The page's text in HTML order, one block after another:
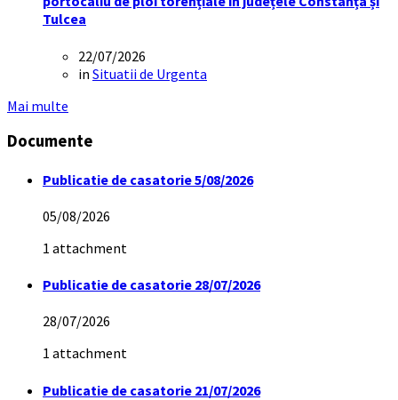
Tulcea
22/07/2026
in Situatii de Urgenta
Mai multe
Documente
Publicatie de casatorie 5/08/2026
05/08/2026
1 attachment
Publicatie de casatorie 28/07/2026
28/07/2026
1 attachment
Publicatie de casatorie 21/07/2026